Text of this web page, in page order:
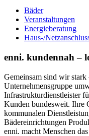
Bäder
Veranstaltungen
Energieberatung
Haus-/
enni. kundennah –
Gemeinsam sind wir
Unternehmensgruppe
Infrastrukturdienstleister
Kunden bundesweit. Ihre
kommunalen
Bädereinrichtungen
enni. macht Menschen